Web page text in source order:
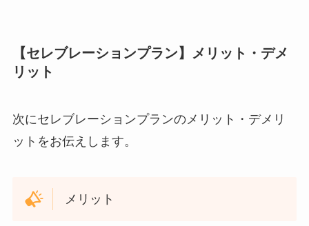
【セレブレーションプラン】メリット・デメ
リット
次にセレブレーションプランのメリット・デメリ
ットをお伝えします。
メリット